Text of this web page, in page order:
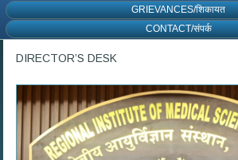
GRIEVANCES/शिकायत
CONTACT/संपर्क
DIRECTOR’S DESK